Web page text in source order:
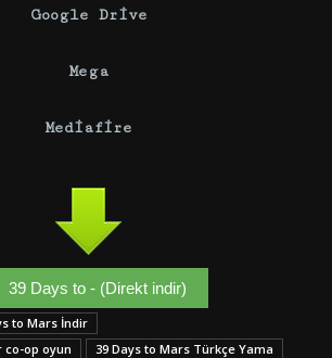
Google Drive
Mega
Mediafire
39 Days to - (Direkt indir)
to Mars İndir
co-op oyun
39 Days to Mars Türkçe Yama